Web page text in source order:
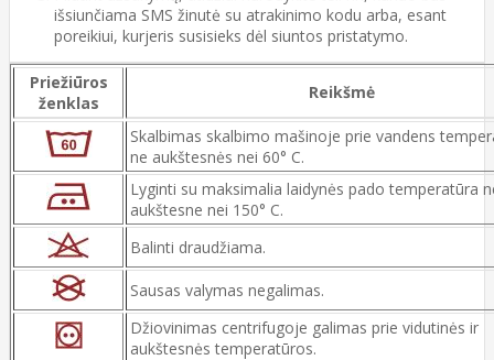
išsiunčiama SMS žinutė su atrakinimo kodu arba, esant
poreikiui, kurjeris susisieks dėl siuntos pristatymo.
Priežiūros
ženklas
Reikšmė
Skalbimas skalbimo mašinoje prie vandens
ne aukštesnės nei 60° C.
Lyginti su maksimalia laidynės pado temperatūra
aukštesne nei 150° C.
Balinti draudžiama.
Sausas valymas negalimas.
Džiovinimas centrifugoje galimas prie vidutinės ir
aukštesnės temperatūros.